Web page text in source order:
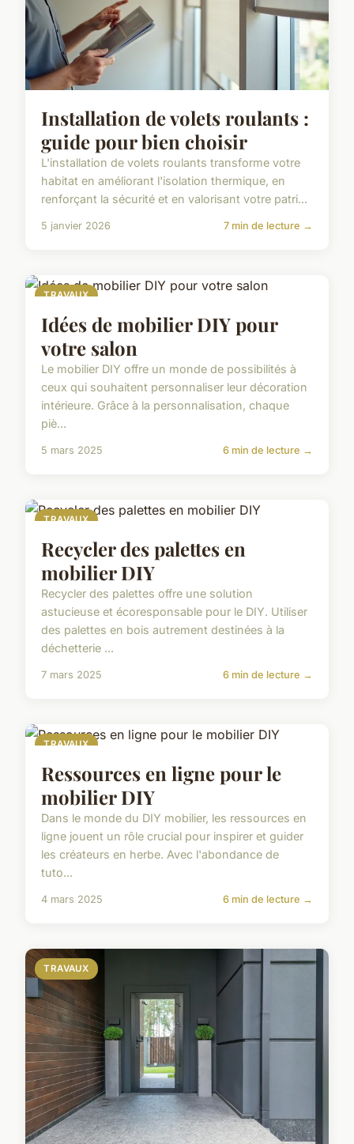
Installation de volets roulants :
guide pour bien choisir
L'installation de volets roulants transforme votre
habitat en améliorant l'isolation thermique, en
renforçant la sécurité et en valorisant votre patri...
5 janvier 2026 7 min de lecture →
TRAVAUX
Idées de mobilier DIY pour
votre salon
Le mobilier DIY offre un monde de possibilités à
ceux qui souhaitent personnaliser leur décoration
intérieure. Grâce à la personnalisation, chaque
piè...
5 mars 2025 6 min de lecture →
TRAVAUX
Recycler des palettes en
mobilier DIY
Recycler des palettes offre une solution
astucieuse et écoresponsable pour le DIY. Utiliser
des palettes en bois autrement destinées à la
déchetterie ...
7 mars 2025 6 min de lecture →
TRAVAUX
Ressources en ligne pour le
mobilier DIY
Dans le monde du DIY mobilier, les ressources en
ligne jouent un rôle crucial pour inspirer et guider
les créateurs en herbe. Avec l'abondance de
tuto...
4 mars 2025 6 min de lecture →
TRAVAUX